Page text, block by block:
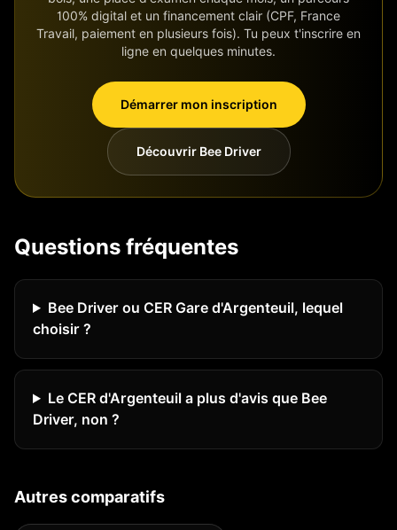
100% digital et un financement clair (CPF, France
Travail, paiement en plusieurs fois). Tu peux t'inscrire en
ligne en quelques minutes.
Démarrer mon inscription
Découvrir Bee Driver
Questions fréquentes
Bee Driver ou CER Gare d'Argenteuil, lequel
choisir ?
Le CER d'Argenteuil a plus d'avis que Bee
Driver, non ?
Autres comparatifs